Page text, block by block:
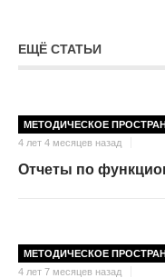
ЕЩЁ СТАТЬИ
МЕТОДИЧЕСКОЕ
4 лет 4 месяцев назад
Отчеты по
МЕТОДИЧЕСКОЕ
4 лет 7 месяцев назад